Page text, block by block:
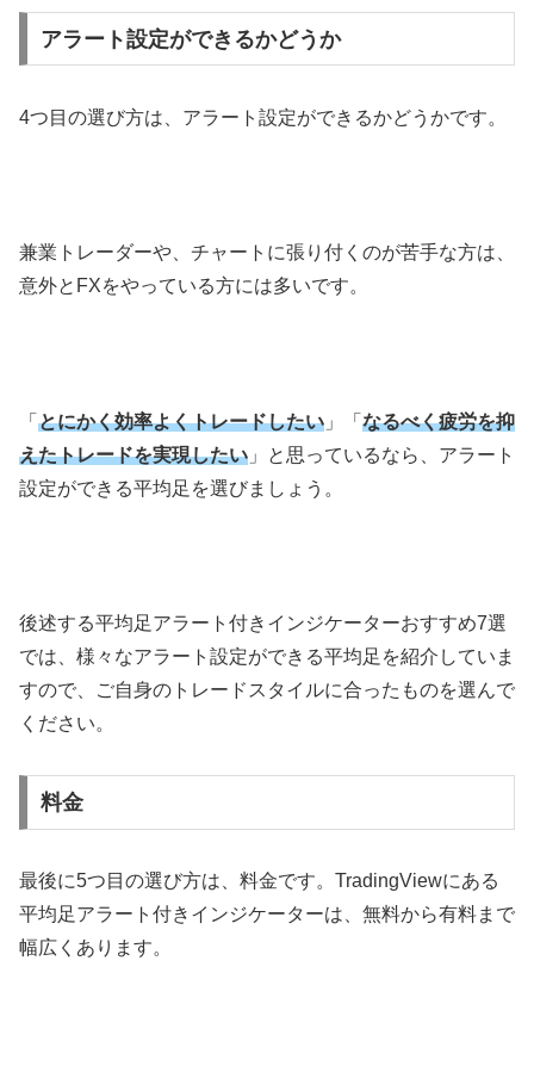
アラート設定ができるかどうか
4つ目の選び方は、アラート設定ができるかどうかです。
兼業トレーダーや、チャートに張り付くのが苦手な方は、
意外と FXをやっている方には多いです。
「 とにかく効率よくトレードしたい 」「 なるべく疲労を抑
えたトレードを実現したい 」と思っているなら、アラート
設定ができる平均足を選びましょう。
後述する平均足アラート付きインジケーターおすすめ7選
では、様々なアラート設定ができる平均足を紹介していま
すので、ご自身のトレードスタイルに合ったものを選んで
ください。
料金
最後に5つ目の選び方は、料金です。 TradingViewにある
平均足アラート付きインジケーターは、無料から有料まで
幅広くあります。